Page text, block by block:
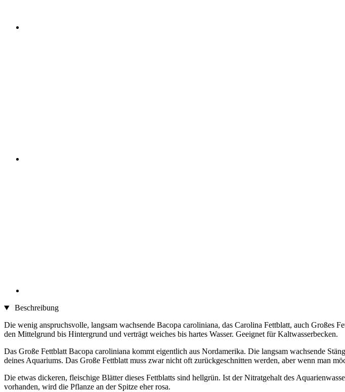
Beschreibung
Die wenig anspruchsvolle, langsam wachsende Bacopa caroliniana, das Carolina Fettblatt, auch
den Mittelgrund bis Hintergrund und verträgt weiches bis hartes Wasser. Geeignet für Kaltwasserbecken.
Das Große Fettblatt Bacopa caroliniana kommt eigentlich aus Nordamerika. Die langsam wachsende
deines Aquariums. Das Große Fettblatt muss zwar nicht oft zurückgeschnitten werden, aber wenn man
Die etwas dickeren, fleischige Blätter dieses Fettblatts sind hellgrün. Ist der Nitratgehalt des
vorhanden, wird die Pflanze an der Spitze eher rosa.